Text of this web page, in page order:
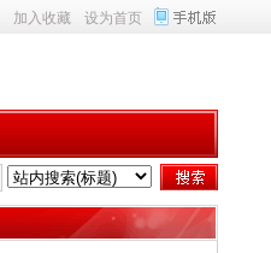
加入收藏 设为首页